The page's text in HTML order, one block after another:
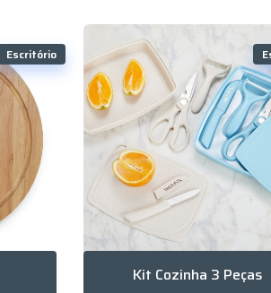
Escritório
Kit Cozinha 3 Peças